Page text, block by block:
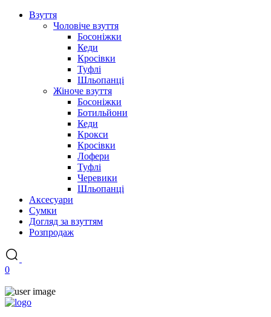
Взуття
Чоловіче взуття
Босоніжки
Кеди
Кросівки
Туфлі
Шльопанці
Жіноче взуття
Босоніжки
Ботильйони
Кеди
Крокси
Кросівки
Лофери
Туфлі
Черевики
Шльопанці
Аксесуари
Сумки
Догляд за взуттям
Розпродаж
0